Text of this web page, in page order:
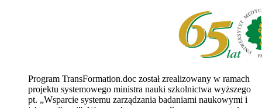
Program TransFormation.doc został zrealizowany w ramach
projektu systemowego ministra nauki szkolnictwa wyższego
pt. „Wsparcie systemu zarządzania badaniami naukowymi i